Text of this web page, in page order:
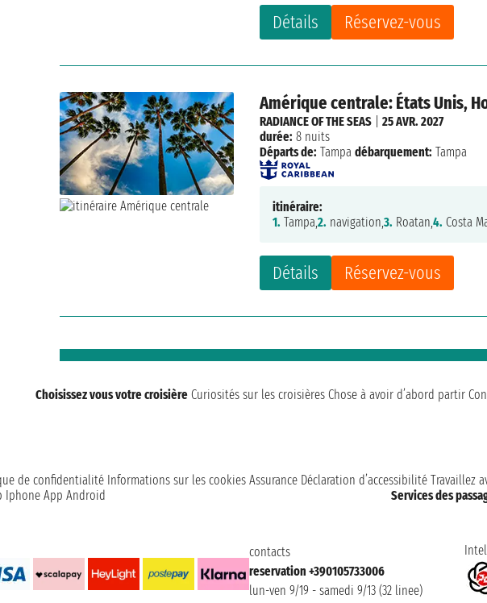
Détails Réservez-vous
Amérique centrale: États Unis,
Détails Réservez-vous
RADIANCE OF THE SEAS |25 AVR. 2027
durée: 8 nuits
Départs de: Tampa débarquement: Tampa
itinéraire:
1. Tampa,2. navigation,3. Roatan,4. Costa
Choisissez vous votre croisière Curiosités sur les croisières Chose à avoir d’abord partir
de confidentialité Informations sur les cookies Assurance Déclaration d’accessibilité Travaillez
Iphone App Android Services des
contacts
reservation +390105733006
lun-ven 9/19 - samedi 9/13 (32 linee)